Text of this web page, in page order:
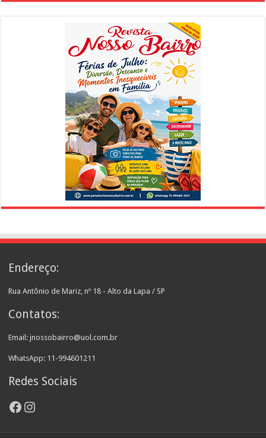
Endereço:
Rua Antônio de Mariz, nº 18 - Alto da Lapa / SP
Contatos:
Email: jnossobairro@uol.com.br
WhatsApp: 11-994601211
Redes Sociais
Facebook
Instagram